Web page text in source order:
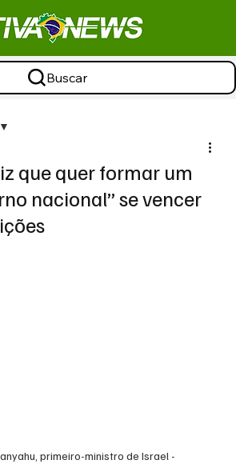
Buscar
que quer formar um
nacional” se vencer
primeiro-ministro de Israel -